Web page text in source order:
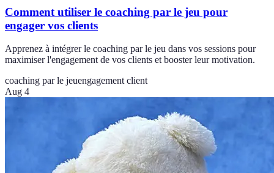
Comment utiliser le coaching par le jeu pour
engager vos clients
Apprenez à intégrer le coaching par le jeu dans vos sessions pour
maximiser l'engagement de vos clients et booster leur motivation.
coaching par le jeuengagement client
Aug 4